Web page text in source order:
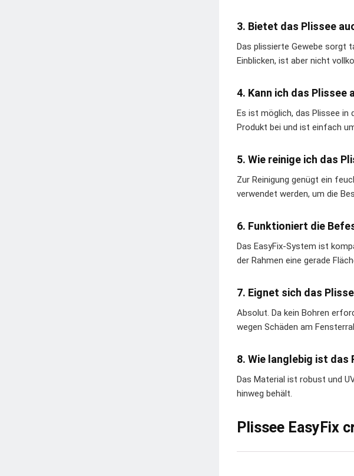
3. Bietet das Plissee
Das plissierte Gewebe sorgt
Einblicken, ist aber nicht
4. Kann ich das Plissee
Es ist möglich, das Plissee in
Produkt bei und ist einfach
5. Wie reinige ich das
Zur Reinigung genügt ein
verwendet werden, um die
6. Funktioniert die
Das EasyFix-System ist
der Rahmen eine gerade
7. Eignet sich das
Absolut. Da kein Bohren
wegen Schäden am
8. Wie langlebig ist das
Das Material ist robust und
hinweg behält.
Plissee EasyFix